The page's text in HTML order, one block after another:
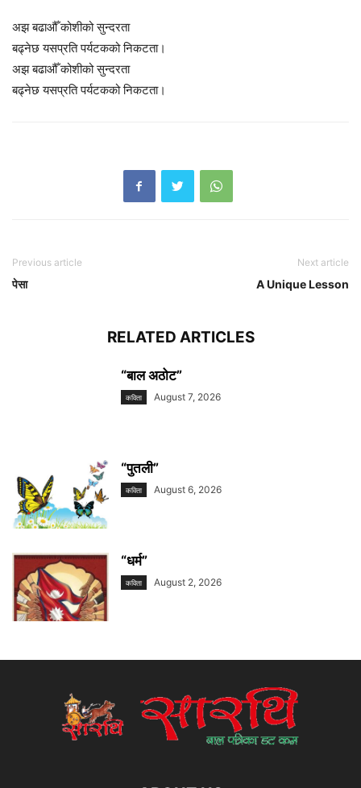
अझ बढाऔँ कोशीको सुन्दरता
बढ्नेछ यसप्रति पर्यटकको निकटता।
अझ बढाऔँ कोशीको सुन्दरता
बढ्नेछ यसप्रति पर्यटकको निकटता।
Previous article
पेसा
Next article
A Unique Lesson
RELATED ARTICLES
“बाल अठोट”
कविता August 7, 2026
“पुतली”
कविता August 6, 2026
“धर्म”
कविता August 2, 2026